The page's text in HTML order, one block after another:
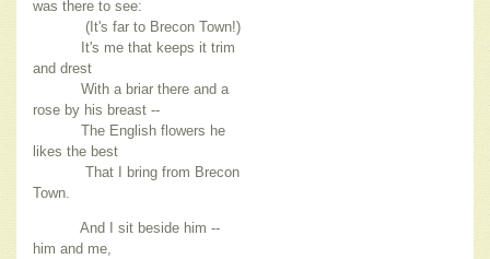
was there to see:
(It's far to Brecon Town!)
It's me that keeps it trim
and drest
With a briar there and a
rose by his breast --
The English flowers he
likes the best
That I bring from Brecon
Town.
And I sit beside him --
him and me,